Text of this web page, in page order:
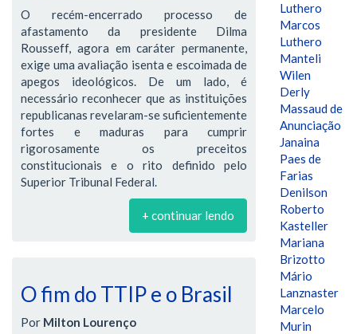
O recém-encerrado processo de
afastamento da presidente Dilma
Rousseff, agora em caráter permanente,
exige uma avaliação isenta e escoimada de
apegos ideológicos. De um lado, é
necessário reconhecer que as instituições
republicanas revelaram-se suficientemente
fortes e maduras para cumprir
rigorosamente os preceitos
constitucionais e o rito definido pelo
Superior Tribunal Federal.
+ continuar lendo
O fim do TTIP e o Brasil
Por Milton Lourenço
Luthero
Marcos
Luthero
Manteli
Wilen
Derly
Massaud de
Anunciação
Janaina
Paes de
Farias
Denilson
Roberto
Kasteller
Mariana
Brizotto
Mário
Lanznaster
Marcelo
Murin